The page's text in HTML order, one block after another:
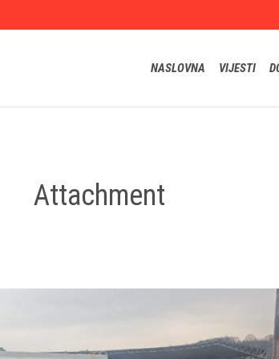
NASLOVNA VIJESTI
Attachment